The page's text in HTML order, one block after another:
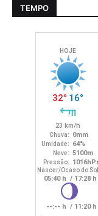
TEMPO